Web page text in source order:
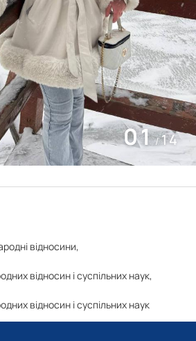
02/ 14
відносини,
відносин і суспільних наук,
відносин і суспільних наук